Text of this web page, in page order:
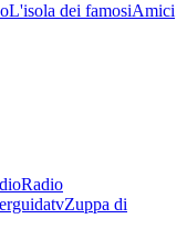
L'isola dei famosiAmici
Radio
Zuppa di